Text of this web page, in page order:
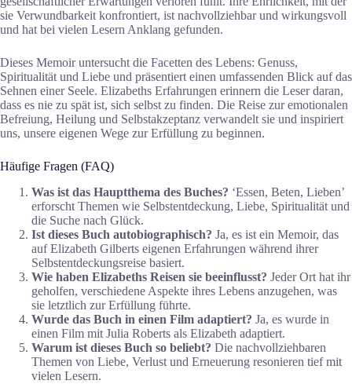
sie Verwundbarkeit konfrontiert, ist nachvollziehbar und wirkungsvoll
und hat bei vielen Lesern Anklang gefunden.
Dieses Memoir untersucht die Facetten des Lebens: Genuss,
Spiritualität und Liebe und präsentiert einen umfassenden Blick auf das
Sehnen einer Seele. Elizabeths Erfahrungen erinnern die Leser daran,
dass es nie zu spät ist, sich selbst zu finden. Die Reise zur emotionalen
Befreiung, Heilung und Selbstakzeptanz verwandelt sie und inspiriert
uns, unsere eigenen Wege zur Erfüllung zu beginnen.
Häufige Fragen (FAQ)
Was ist das Hauptthema des Buches? ‘Essen, Beten, Lieben’
erforscht Themen wie Selbstentdeckung, Liebe, Spiritualität und
die Suche nach Glück.
Ist dieses Buch autobiographisch? Ja, es ist ein Memoir, das
auf Elizabeth Gilberts eigenen Erfahrungen während ihrer
Selbstentdeckungsreise basiert.
Wie haben Elizabeths Reisen sie beeinflusst? Jeder Ort hat ihr
geholfen, verschiedene Aspekte ihres Lebens anzugehen, was
sie letztlich zur Erfüllung führte.
Wurde das Buch in einen Film adaptiert? Ja, es wurde in
einen Film mit Julia Roberts als Elizabeth adaptiert.
Warum ist dieses Buch so beliebt? Die nachvollziehbaren
Themen von Liebe, Verlust und Erneuerung resonieren tief mit
vielen Lesern.